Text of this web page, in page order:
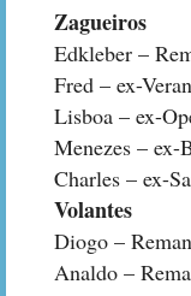
Zagueiros
Edkleber –
Fred – ex-
Lisboa – ex-
Menezes – ex-
Charles – ex-
Volantes
Diogo –
Analdo –